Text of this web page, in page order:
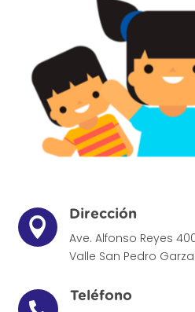

Dirección
Ave. Alfonso Reyes
Valle San Pedro
Teléfono